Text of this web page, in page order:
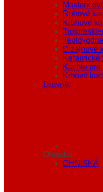
Rohové
Kruhové
Dizajnové
Keramické
Kachle pre
Krbové
Drevník
Ohniská
OHNISKÁ